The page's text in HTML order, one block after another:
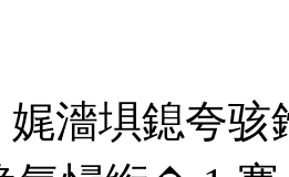
娓濇埧鎴夸